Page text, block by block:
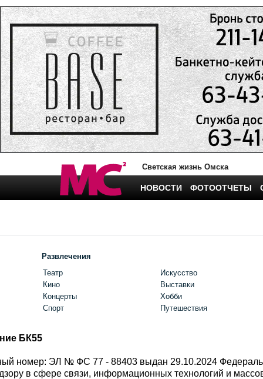
Светская жизнь Омска
НОВОСТИ ФОТООТЧЕТЫ
Развлечения
Театр
Кино
Концерты
Спорт
Искусство
Выставки
Хобби
Путешествия
БК55
номер: ЭЛ № ФС 77 - 88403 выдан 29.10.2024
в сфере связи, информационных технологий и